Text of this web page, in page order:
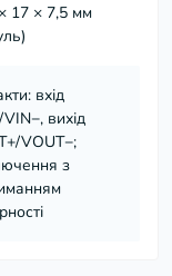
17 × 7,5 мм
вхід
вихід
VOUT−;
з